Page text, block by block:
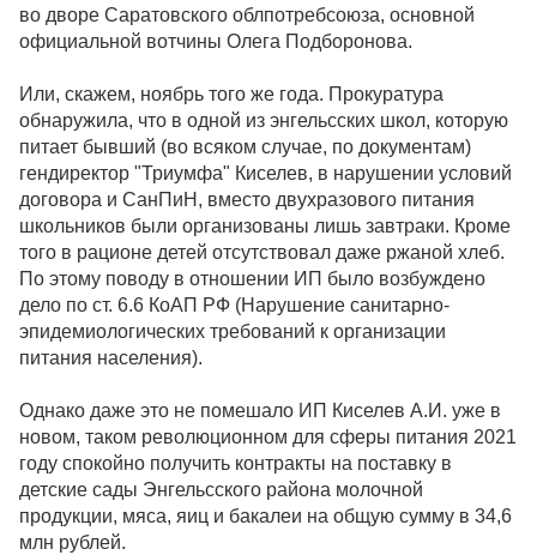
во дворе Саратовского облпотребсоюза, основной
официальной вотчины Олега Подборонова.
Или, скажем, ноябрь того же года. Прокуратура
обнаружила, что в одной из энгельсских школ, которую
питает бывший (во всяком случае, по документам)
гендиректор "Триумфа" Киселев, в нарушении условий
договора и СанПиН, вместо двухразового питания
школьников были организованы лишь завтраки. Кроме
того в рационе детей отсутствовал даже ржаной хлеб.
По этому поводу в отношении ИП было возбуждено
дело по ст. 6.6 КоАП РФ (Нарушение санитарно-
эпидемиологических требований к организации
питания населения).
Однако даже это не помешало ИП Киселев А.И. уже в
новом, таком революционном для сферы питания 2021
году спокойно получить контракты на поставку в
детские сады Энгельсского района молочной
продукции, мяса, яиц и бакалеи на общую сумму в 34,6
млн рублей.